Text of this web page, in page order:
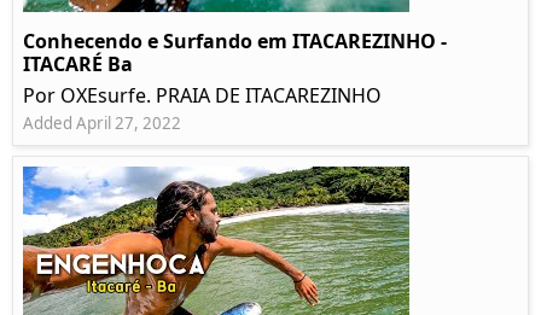
Conhecendo e Surfando em ITACAREZINHO -
ITACARÉ Ba
Por OXEsurfe. PRAIA DE ITACAREZINHO
Added April 27, 2022